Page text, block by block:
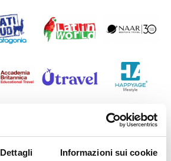
Dettagli Informazioni sui cookie